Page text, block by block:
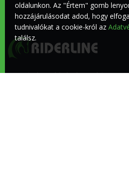
oldalunkon. Az "Értem" gomb
hozzájárulásodat adod, hogy
tudnivalókat a cookie-król az
találsz.